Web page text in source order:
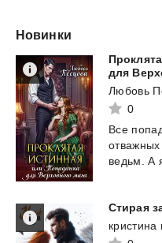
Новинки
для
Любовь
0
Все
отважных
ведьм.
А
Стирая